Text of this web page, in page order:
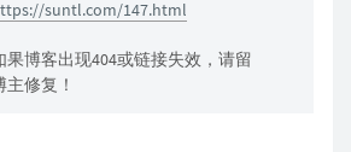
suntl.com/147.html
果博客出现404或链接失效，请留
修复！